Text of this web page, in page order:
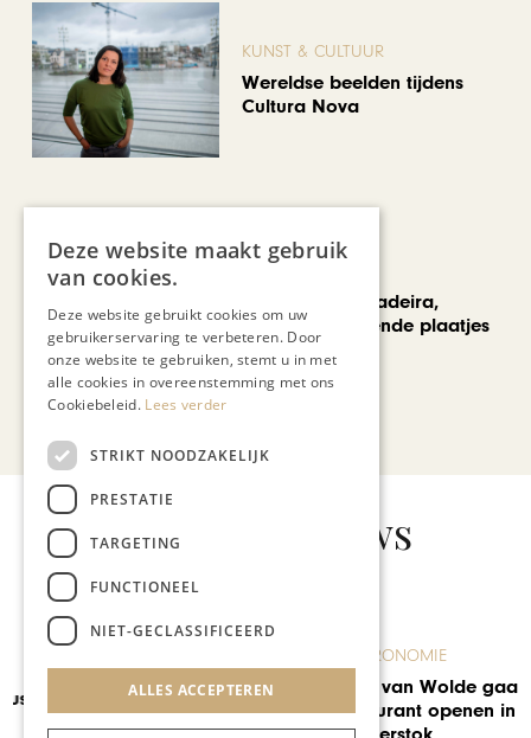
KUNST & CULTUUR
Wereldse beelden tijdens
Cultura Nova
Een week op Madeira,
voorbij de bekende plaatjes
Gerelateerd nieuws
Hans van Wolde gaat nieuw
restaurant openen in
Deze website maakt gebruik
van cookies.
Deze website gebruikt cookies om uw
gebruikerservaring te verbeteren. Door
onze website te gebruiken, stemt u in met
alle cookies in overeenstemming met ons
Cookiebeleid. Lees verder
STRIKT NOODZAKELIJK
PRESTATIE
TARGETING
FUNCTIONEEL
NIET-GECLASSIFICEERD
ALLES ACCEPTEREN